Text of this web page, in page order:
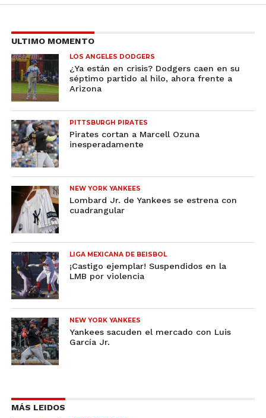
ULTIMO MOMENTO
LOS ANGELES DODGERS
¿Ya están en crisis? Dodgers caen en su
séptimo partido al hilo, ahora frente a
Arizona
PITTSBURGH PIRATES
Pirates cortan a Marcell Ozuna
inesperadamente
NEW YORK YANKEES
Lombard Jr. de Yankees se estrena con
cuadrangular
LIGA MEXICANA DE BEISBOL
¡Castigo ejemplar! Suspendidos en la
LMB por violencia
NEW YORK YANKEES
Yankees sacuden el mercado con Luis
García Jr.
MÁS LEIDOS